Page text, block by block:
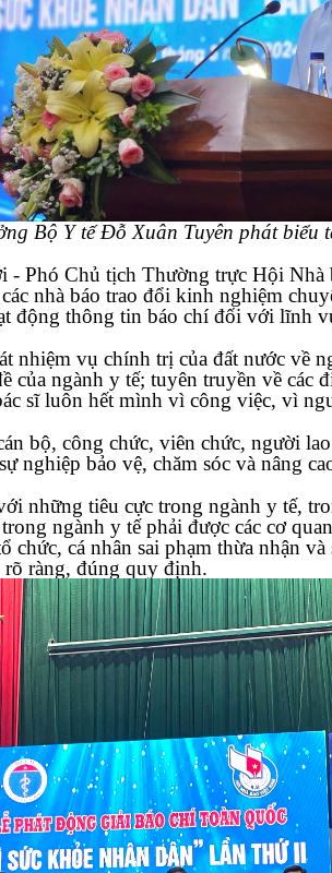
Bộ Y tế Đỗ Xuân Tuyên phát biểu
Phó Chủ tịch Thường trực Hội Nhà
nhà báo trao đổi kinh nghiệm
động thông tin báo chí đối với lĩnh
nhiệm vụ chính trị của đất nước về
của ngành y tế; tuyên truyền về các
sĩ luôn hết mình vì công việc, vì
bộ, công chức, viên chức, người
nghiệp bảo vệ, chăm sóc và nâng
những tiêu cực trong ngành y tế,
ngành y tế phải được các cơ
chức, cá nhân sai phạm thừa nhận
rõ ràng, đúng quy định.